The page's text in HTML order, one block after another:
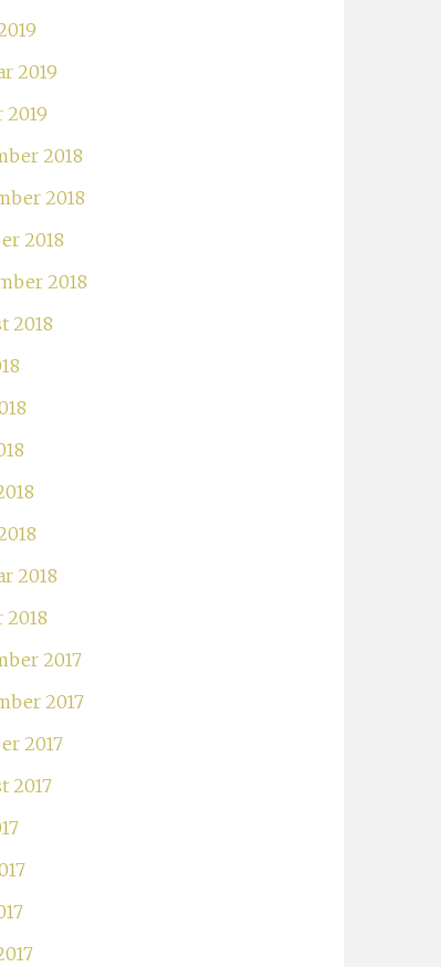
2019
2019
2018
2018
2018
2018
2018
2018
2018
2017
2017
2017
2017